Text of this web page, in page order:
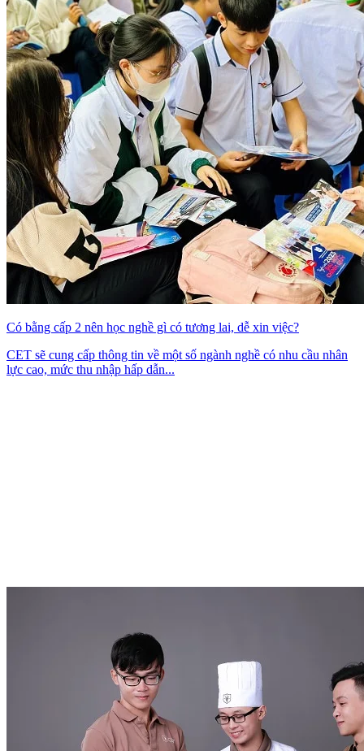
Có bằng cấp 2 nên học nghề gì có tương lai, dễ xin việc?
CET sẽ cung cấp thông tin về một số ngành nghề có nhu cầu nhân
lực cao, mức thu nhập hấp dẫn...